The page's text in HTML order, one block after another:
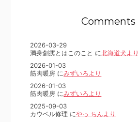
Comments
2026-03-29
満身創痍とはこのこと に北海道犬より
2026-01-03
筋肉暖房 にみずいろより
2026-01-03
筋肉暖房 にみずいろより
2025-09-03
カウベル修理 にやっ ちんより